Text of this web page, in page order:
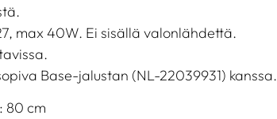
max 40W. Ei sisällä valonlähdettä.
Base-jalustan (NL-22039931) kanssa.
80 cm